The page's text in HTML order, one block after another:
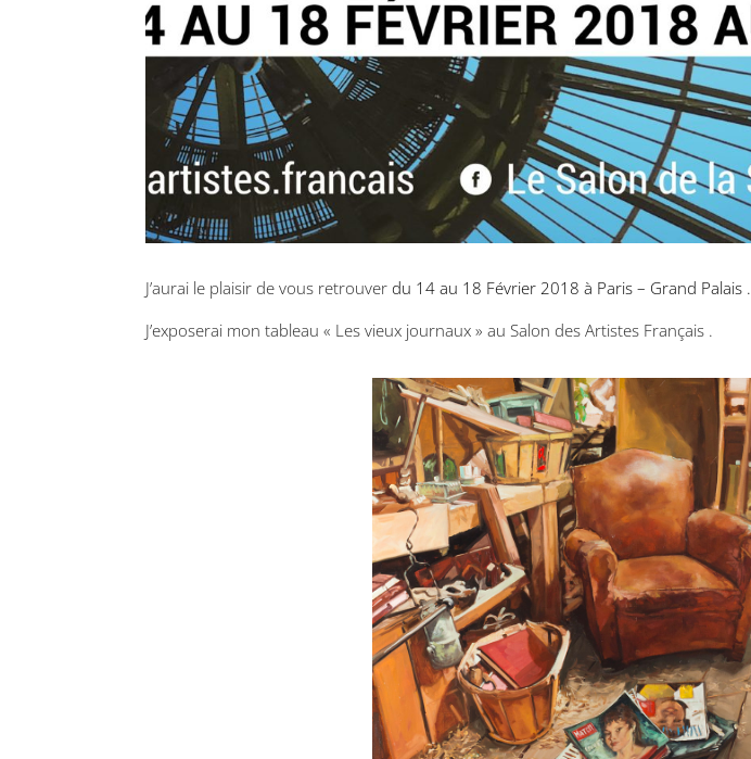
J’aurai le plaisir de vous retrouver du 14 au 18 Février 2018 à Paris – Grand Palais .
J’exposerai mon tableau « Les vieux journaux » au Salon des Artistes Français .